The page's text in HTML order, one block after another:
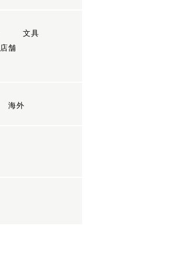
文具
店舗
海外